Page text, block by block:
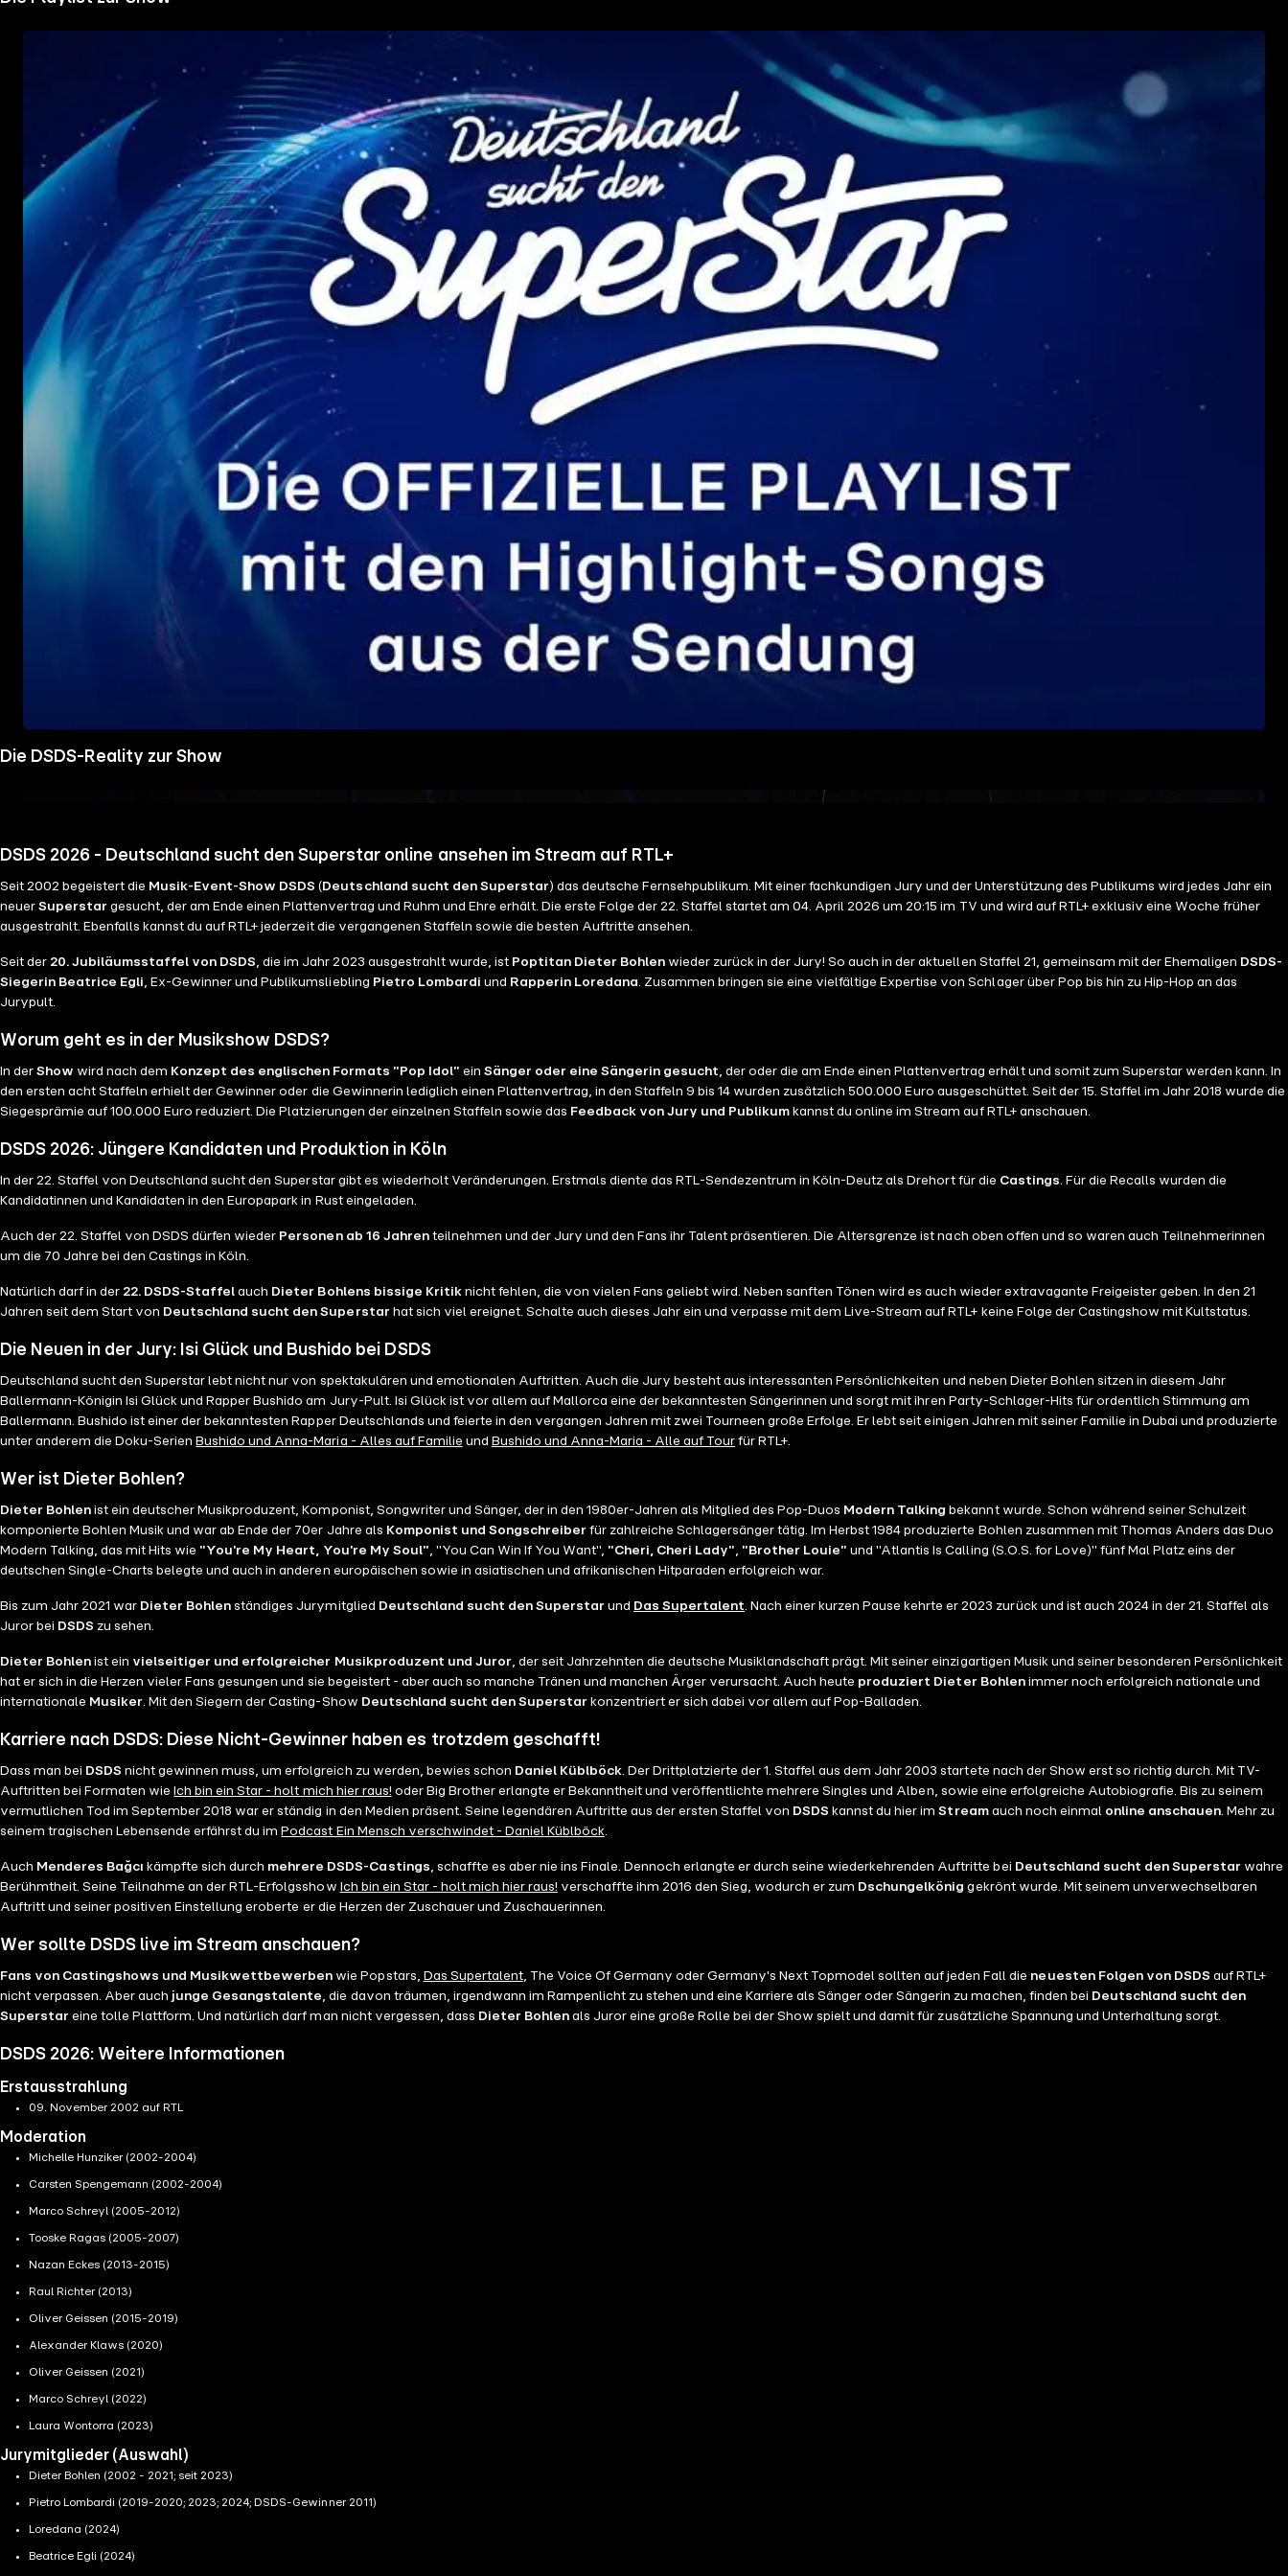
Die DSDS-Reality zur Show
Die DSDS Reality
DSDS Reality bietet einen exklusiven Einblick in das WG-Leben der Kandidatinnen und Kandidaten, die ein intensives Training in Gesang, Tanz und Performance durchlaufen.
DSDS 2026 - Deutschland sucht den Superstar online ansehen im Stream auf RTL+
Seit 2002 begeistert die Musik-Event-Show DSDS ( Deutschland sucht den Superstar) das deutsche Fernsehpublikum. Mit einer fachkundigen Jury und der Unterstützung des Publikums wird jedes Jahr ein
neuerSuperstar gesucht, der am Ende einen Plattenvertrag und Ruhm und Ehre erhält. Die erste Folge der 22. Staffel startet am 04. April 2026 um 20:15 im TV und wird auf RTL+ exklusiv eine Woche früher
ausgestrahlt. Ebenfalls kannst du auf RTL+ jederzeit die vergangenen Staffeln sowie die besten Auftritte ansehen.
Seit der 20. Jubiläumsstaffel von DSDS, die im Jahr 2023 ausgestrahlt wurde, ist Poptitan Dieter Bohlen wieder zurück in der Jury! So auch in der aktuellen Staffel 21, gemeinsam mit der Ehemaligen DSDS-
Siegerin Beatrice Egli, Ex-Gewinner und Publikumsliebling Pietro Lombardi und Rapperin Loredana. Zusammen bringen sie eine vielfältige Expertise von Schlager über Pop bis hin zu Hip-Hop an das
Jurypult.
Worum geht es in der Musikshow DSDS?
In derShow wird nach dem Konzept des englischen Formats "Pop Idol" ein Sänger oder eine Sängerin gesucht, der oder die am Ende einen Plattenvertrag erhält und somit zum Superstar werden kann. In
den ersten acht Staffeln erhielt der Gewinner oder die Gewinnerin lediglich einen Plattenvertrag, in den Staffeln 9 bis 14 wurden zusätzlich 500.000 Euro ausgeschüttet. Seit der 15. Staffel im Jahr 2018 wurde die
Siegesprämie auf 100.000 Euro reduziert. Die Platzierungen der einzelnen Staffeln sowie das Feedback von Jury und Publikum kannst du online im Stream auf RTL+ anschauen.
DSDS 2026: Jüngere Kandidaten und Produktion in Köln
In der 22. Staffel von Deutschland sucht den Superstar gibt es wiederholt Veränderungen. Erstmals diente das RTL-Sendezentrum in Köln-Deutz als Drehort für die Castings. Für die Recalls wurden die
Kandidatinnen und Kandidaten in den Europapark in Rust eingeladen.
Auch der 22. Staffel von DSDS dürfen wieder Personen ab 16 Jahrenteilnehmen und der Jury und den Fans ihr Talent präsentieren. Die Altersgrenze ist nach oben offen und so waren auch Teilnehmerinnen
um die 70 Jahre bei den Castings in Köln.
Natürlich darf in der 22. DSDS-Staffel auch Dieter Bohlens bissige Kritiknicht fehlen, die von vielen Fans geliebt wird. Neben sanften Tönen wird es auch wieder extravagante Freigeister geben. In den 21
Jahren seit dem Start von Deutschland sucht den Superstarhat sich viel ereignet. Schalte auch dieses Jahr ein und verpasse mit dem Live-Stream auf RTL+ keine Folge der Castingshow mit Kultstatus.
Die Neuen in der Jury: Isi Glück und Bushido bei DSDS
Deutschland sucht den Superstar lebt nicht nur von spektakulären und emotionalen Auftritten. Auch die Jury besteht aus interessanten Persönlichkeiten und neben Dieter Bohlen sitzen in diesem Jahr
Ballermann-Königin Isi Glück und Rapper Bushido am Jury-Pult. Isi Glück ist vor allem auf Mallorca eine der bekanntesten Sängerinnen und sorgt mit ihren Party-Schlager-Hits für ordentlich Stimmung am
Ballermann. Bushido ist einer der bekanntesten Rapper Deutschlands und feierte in den vergangen Jahren mit zwei Tourneen große Erfolge. Er lebt seit einigen Jahren mit seiner Familie in Dubai und produzierte
unter anderem die Doku-Serien Bushido und Anna-Maria - Alles auf Familie und Bushido und Anna-Maria - Alle auf Tour für RTL+.
Wer ist Dieter Bohlen?
Dieter Bohlen ist ein deutscher Musikproduzent, Komponist, Songwriter und Sänger, der in den 1980er-Jahren als Mitglied des Pop-Duos Modern Talking bekannt wurde. Schon während seiner Schulzeit
komponierte Bohlen Musik und war ab Ende der 70er Jahre als Komponist und Songschreiberfür zahlreiche Schlagersänger tätig. Im Herbst 1984 produzierte Bohlen zusammen mit Thomas Anders das Duo
Modern Talking, das mit Hits wie "You're My Heart, You're My Soul", "You Can Win If You Want", "Cheri, Cheri Lady", "Brother Louie" und "Atlantis Is Calling (S.O.S. for Love)" fünf Mal Platz eins der
deutschen Single-Charts belegte und auch in anderen europäischen sowie in asiatischen und afrikanischen Hitparaden erfolgreich war.
Bis zum Jahr 2021 war Dieter Bohlen ständiges Jurymitglied Deutschland sucht den Superstarund Das Supertalent. Nach einer kurzen Pause kehrte er 2023 zurück und ist auch 2024 in der 21. Staffel als
Juror bei DSDS zu sehen.
Dieter Bohlen ist ein vielseitiger und erfolgreicher Musikproduzent und Juror, der seit Jahrzehnten die deutsche Musiklandschaft prägt. Mit seiner einzigartigen Musik und seiner besonderen Persönlichkeit
hat er sich in die Herzen vieler Fans gesungen und sie begeistert - aber auch so manche Tränen und manchen Ärger verursacht. Auch heute produziert Dieter Bohlenimmer noch erfolgreich nationale und
internationale Musiker. Mit den Siegern der Casting-Show Deutschland sucht den Superstarkonzentriert er sich dabei vor allem auf Pop-Balladen.
Karriere nach DSDS: Diese Nicht-Gewinner haben es trotzdem geschafft!
Dass man bei DSDS nicht gewinnen muss, um erfolgreich zu werden, bewies schon Daniel Küblböck. Der Drittplatzierte der 1. Staffel aus dem Jahr 2003 startete nach der Show erst so richtig durch. Mit TV-
Auftritten bei Formaten wie Ich bin ein Star - holt mich hier raus! oder Big Brother erlangte er Bekanntheit und veröffentlichte mehrere Singles und Alben, sowie eine erfolgreiche Autobiografie. Bis zu seinem
vermutlichen Tod im September 2018 war er ständig in den Medien präsent. Seine legendären Auftritte aus der ersten Staffel von DSDS kannst du hier imStreamauch noch einmal online anschauen. Mehr zu
seinem tragischen Lebensende erfährst du im Podcast Ein Mensch verschwindet - Daniel Küblböck.
Auch Menderes Bağcı kämpfte sich durch mehrere DSDS-Castings, schaffte es aber nie ins Finale. Dennoch erlangte er durch seine wiederkehrenden Auftritte bei Deutschland sucht den Superstarwahre
Berühmtheit. Seine Teilnahme an der RTL-Erfolgsshow Ich bin ein Star - holt mich hier raus! verschaffte ihm 2016 den Sieg, wodurch er zum Dschungelkönig gekrönt wurde. Mit seinem unverwechselbaren
Auftritt und seiner positiven Einstellung eroberte er die Herzen der Zuschauer und Zuschauerinnen.
Wer sollte DSDS live im Stream anschauen?
Fans von Castingshows und Musikwettbewerben wie Popstars, Das Supertalent, The Voice Of Germany oder Germany's Next Topmodel sollten auf jeden Fall die neuesten Folgen von DSDS auf RTL+
nicht verpassen. Aber auch junge Gesangstalente, die davon träumen, irgendwann im Rampenlicht zu stehen und eine Karriere als Sänger oder Sängerin zu machen, finden bei Deutschland sucht den
Superstar eine tolle Plattform. Und natürlich darf man nicht vergessen, dass Dieter Bohlenals Juror eine große Rolle bei der Show spielt und damit für zusätzliche Spannung und Unterhaltung sorgt.
DSDS 2026: Weitere Informationen
Erstausstrahlung
09. November 2002 auf RTL
Moderation
Michelle Hunziker (2002-2004)
Carsten Spengemann (2002-2004)
Marco Schreyl (2005-2012)
Tooske Ragas (2005-2007)
Nazan Eckes (2013-2015)
Raul Richter (2013)
Oliver Geissen (2015-2019)
Alexander Klaws (2020)
Oliver Geissen (2021)
Marco Schreyl (2022)
Laura Wontorra (2023)
Jurymitglieder (Auswahl)
Dieter Bohlen (2002 - 2021; seit 2023)
Pietro Lombardi (2019-2020; 2023; 2024; DSDS-Gewinner 2011)
Loredana (2024)
Beatrice Egli (2024)